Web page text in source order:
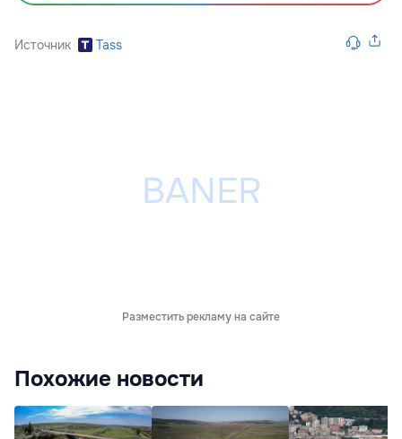
Источник Tass
Разместить рекламу на сайте
Похожие новости